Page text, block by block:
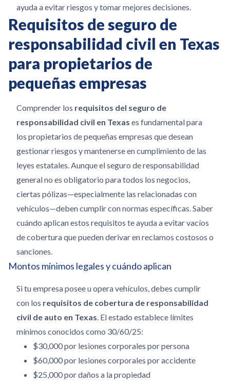
ayuda a evitar riesgos y tomar mejores decisiones.
Requisitos de seguro de
responsabilidad civil en Texas
para propietarios de
pequeñas empresas
Comprender los requisitos del seguro de
responsabilidad civil en Texas es fundamental para
los propietarios de pequeñas empresas que desean
gestionar riesgos y mantenerse en cumplimiento de las
leyes estatales.Aunque el seguro de responsabilidad
general no es obligatorio para todos los negocios,
ciertas pólizas—especialmente las relacionadas con
vehículos—deben cumplir con normas específicas. Saber
cuándo aplican estos requisitos te ayuda a evitar vacíos
de cobertura que pueden derivar en reclamos costosos o
sanciones.
Montos mínimos legales y cuándo aplican
Si tu empresa posee u opera vehículos, debes cumplir
con los requisitos de cobertura de responsabilidad
civil de auto en Texas. El estado establece límites
mínimos conocidos como 30/60/25:
$30,000 por lesiones corporales por persona
$60,000 por lesiones corporales por accidente
$25,000 por daños a la propiedad